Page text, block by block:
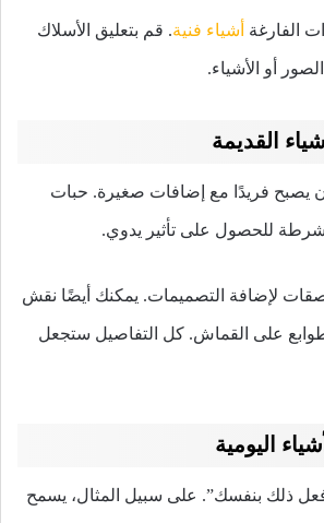
الفارغة أشياء فنية. قم بتعليق الأسلاك
أو الأشياء.
القديمة
يصبح فريدًا مع إضافات صغيرة. حبات
للحصول على تأثير يدوي.
لإضافة التصميمات. يمكنك أيضًا نقش
على القماش. كل التفاصيل ستجعل
اليومية
ذلك بنفسك”. على سبيل المثال، يسمح